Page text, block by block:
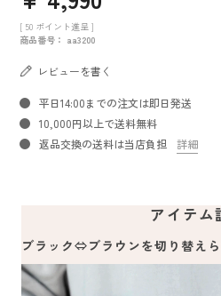
[ 50 ポイント進呈 ]
商品番号
aa3200
レビューを書く
平日14:00までの注文は即日発送
10,000円以上で送料無料
返品交換の送料は当店負担
詳細
アイテム
ブラック⇔ブラウンを切り替え